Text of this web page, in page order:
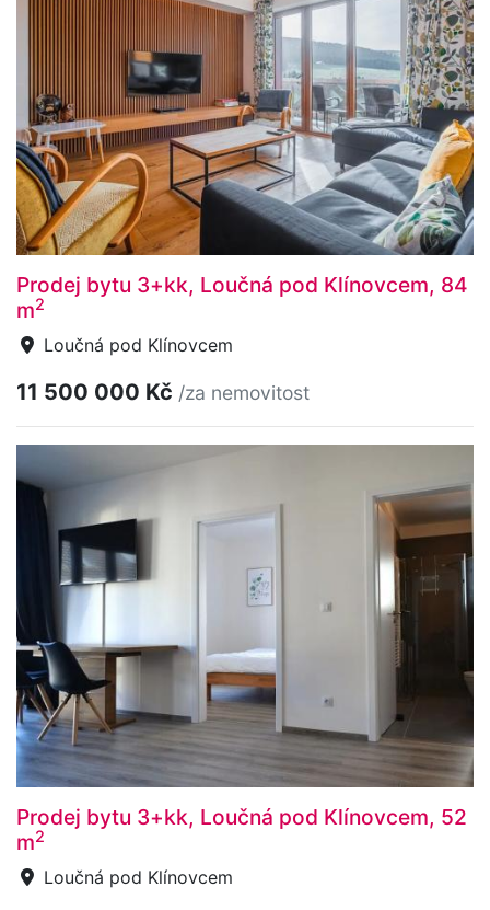
Prodej bytu 3+kk, Loučná pod Klínovcem, 84
m2
Loučná pod Klínovcem
11 500 000 Kč /za nemovitost
Prodej bytu 3+kk, Loučná pod Klínovcem, 52
m2
Loučná pod Klínovcem